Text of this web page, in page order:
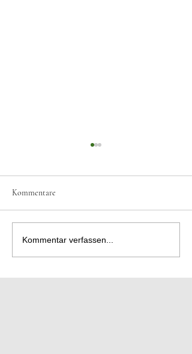
Das Trainerteam wächst
Kommentare
Kommentar verfassen...